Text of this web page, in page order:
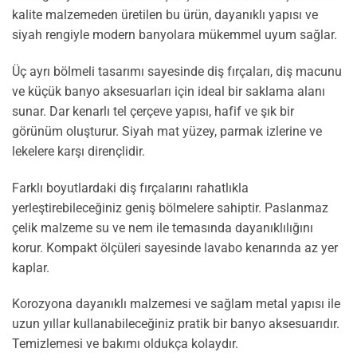
kalite malzemeden üretilen bu ürün, dayanıklı yapısı ve
siyah rengiyle modern banyolara mükemmel uyum sağlar.
Üç ayrı bölmeli tasarımı sayesinde diş fırçaları, diş macunu
ve küçük banyo aksesuarları için ideal bir saklama alanı
sunar. Dar kenarlı tel çerçeve yapısı, hafif ve şık bir
görünüm oluşturur. Siyah mat yüzey, parmak izlerine ve
lekelere karşı dirençlidir.
Farklı boyutlardaki diş fırçalarını rahatlıkla
yerleştirebileceğiniz geniş bölmelere sahiptir. Paslanmaz
çelik malzeme su ve nem ile temasında dayanıklılığını
korur. Kompakt ölçüleri sayesinde lavabo kenarında az yer
kaplar.
Korozyona dayanıklı malzemesi ve sağlam metal yapısı ile
uzun yıllar kullanabileceğiniz pratik bir banyo aksesuarıdır.
Temizlemesi ve bakımı oldukça kolaydır.